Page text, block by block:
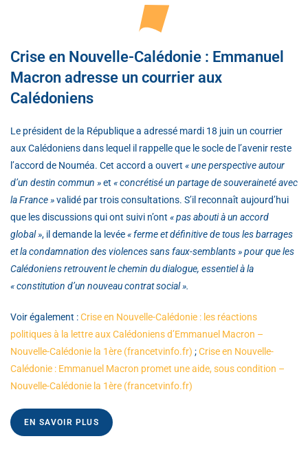
Crise en Nouvelle-Calédonie : Emmanuel
Macron adresse un courrier aux
Calédoniens
Le président de la République a adressé mardi 18 juin un courrier
aux Calédoniens dans lequel il rappelle que le socle de l’avenir reste
l’accord de Nouméa. Cet accord a ouvert « une perspective autour
d’un destin commun »et « concrétisé un partage de souveraineté avec
la France »validé par trois consultations. S’il reconnaît aujourd’hui
que les discussions qui ont suivi n’ont « pas abouti à un accord
global », il demande la levée« ferme et définitive de tous les barrages
et la condamnation des violences sans faux-semblants » pour que les
Calédoniens retrouvent le chemin du dialogue, essentiel à la
« constitution d’un nouveau contrat social ».
Voir également :Crise en Nouvelle-Calédonie : les réactions
politiques à la lettre aux Calédoniens d’Emmanuel Macron –
Nouvelle-Calédonie la 1ère (francetvinfo.fr) ;Crise en Nouvelle-
Calédonie : Emmanuel Macron promet une aide, sous condition –
Nouvelle-Calédonie la 1ère (francetvinfo.fr)
EN SAVOIR PLUS